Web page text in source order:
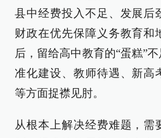
县中经费投入不足、发展后
财政在优先保障义务教育和
后，留给高中教育的“蛋糕”
准化建设、教师待遇、新高
等方面捉襟见肘。
从根本上解决经费难题，需